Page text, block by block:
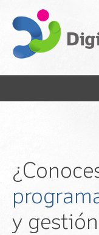
Blog
Contact us
y